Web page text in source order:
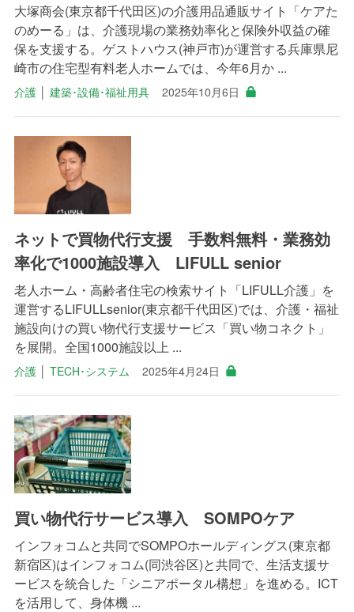
大塚商会(東京都千代田区)の介護用品通販サイト「ケアた
のめーる」は、介護現場の業務効率化と保険外収益の確
保を支援する。ゲストハウス(神戸市)が運営する兵庫県尼
崎市の住宅型有料老人ホームでは、今年6月か ...
介護│ 建築･設備･福祉用具 2025年10月6日
ネットで買物代行支援 手数料無料・業務効
率化で1000施設導入 LIFULL senior
老人ホーム・高齢者住宅の検索サイト「LIFULL介護」を
運営するLIFULLsenior(東京都千代田区)では、介護・福祉
施設向けの買い物代行支援サービス「買い物コネクト」
を展開。全国1000施設以上 ...
介護│ TECH･システム 2025年4月24日
買い物代行サービス導入 SOMPOケア
インフォコムと共同でSOMPOホールディングス(東京都
新宿区)はインフォコム(同渋谷区)と共同で、生活支援サ
ービスを統合した「シニアポータル構想」を進める。ICT
を活用して、身体機 ...